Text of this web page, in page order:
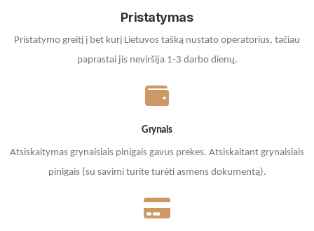
Pristatymas
Pristatymo greitį į bet kurį Lietuvos tašką nustato operatorius, tačiau
paprastai jis neviršija 1-3 darbo dienų.
Grynais
Atsiskaitymas grynaisiais pinigais gavus prekes. Atsiskaitant grynaisiais
pinigais (su savimi turite turėti asmens dokumentą).